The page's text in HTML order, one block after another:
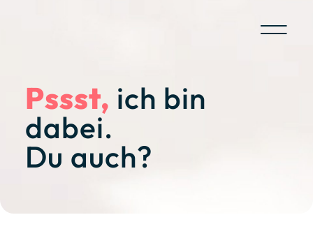
Pssst, ich bin
dabei.
Du auch?